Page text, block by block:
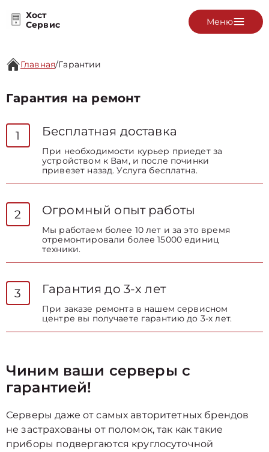
Хост
Сервис
Меню
Главная/Гарантии
Гарантия на ремонт
1 Бесплатная доставка
При необходимости курьер приедет за
устройством к Вам, и после починки
привезет назад. Услуга бесплатна.
2 Огромный опыт работы
Мы работаем более 10 лет и за это время
отремонтировали более 15000 единиц
техники.
3 Гарантия до 3-х лет
При заказе ремонта в нашем сервисном
центре вы получаете гарантию до 3-х лет.
Чиним ваши серверы с
гарантией!
Серверы даже от самых авторитетных брендов
не застрахованы от поломок, так как такие
приборы подвергаются круглосуточной